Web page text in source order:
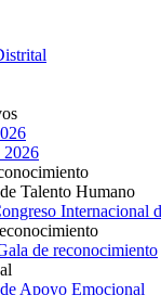
Talento Humano
Internacional
de reconocimiento
Apoyo Emocional